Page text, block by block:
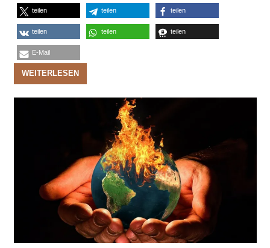
teilen teilen teilen
teilen teilen teilen
E-Mail
WEITERLESEN